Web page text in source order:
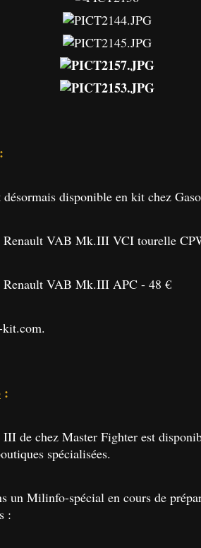
:
disponible en kit chez
VAB Mk.III VCI tourelle
VAB Mk.III APC - 48 €
kit.com.
:
de chez Master Fighter est
spécialisées.
un Milinfo-spécial en cours de
: